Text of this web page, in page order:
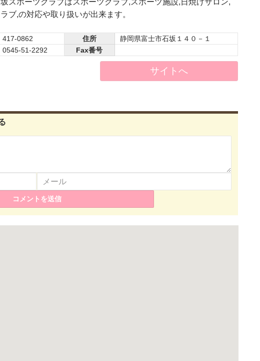
スポーツクラブはスポーツクラブ,スポーツ施設,日焼けサロン,
ブ,の対応や取り扱いが出来ます。
417-0862 住所
静岡県富士市石坂１４０－１
0545-51-2292 Fax番号
サイトへ